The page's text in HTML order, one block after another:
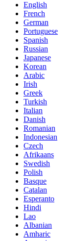
English
French
German
Portuguese
Spanish
Russian
Japanese
Korean
Arabic
Irish
Greek
Turkish
Italian
Danish
Romanian
Indonesian
Czech
Afrikaans
Swedish
Polish
Basque
Catalan
Esperanto
Hindi
Lao
Albanian
Amharic